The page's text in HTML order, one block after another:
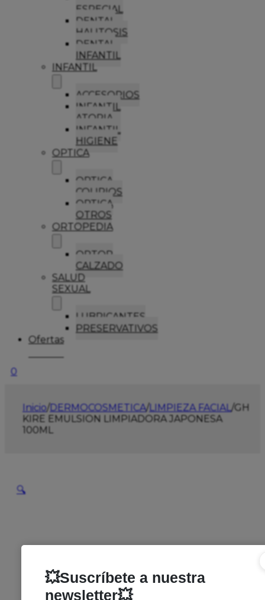
ESPECIAL
DENTAL
HALITOSIS
DENTAL
INFANTIL
INFANTIL
ACCESORIOS
INFANTIL
ATOPIA
INFANTIL
HIGIENE
OPTICA
OPTICA
COLIRIOS
OPTICA
OTROS
ORTOPEDIA
ORTOP
CALZADO
SALUD
SEXUAL
LUBRICANTES
PRESERVATIVOS
Ofertas
0
Inicio/DERMOCOSMETICA/LIMPIEZA FACIAL/GH
KIRE EMULSION LIMPIADORA JAPONESA
100ML
🔍